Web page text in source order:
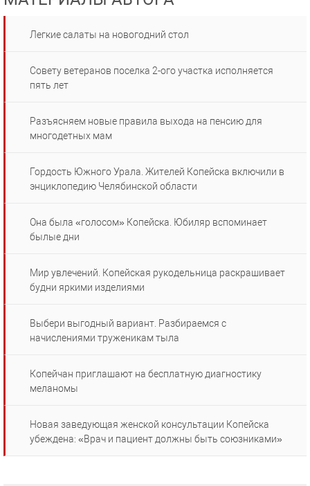
Легкие салаты на новогодний стол
Совету ветеранов поселка 2-ого участка исполняется
пять лет
Разъясняем новые правила выхода на пенсию для
многодетных мам
Гордость Южного Урала. Жителей Копейска включили в
энциклопедию Челябинской области
Она была «голосом» Копейска. Юбиляр вспоминает
былые дни
Мир увлечений. Копейская рукодельница раскрашивает
будни яркими изделиями
Выбери выгодный вариант. Разбираемся с
начислениями труженикам тыла
Копейчан приглашают на бесплатную диагностику
меланомы
Новая заведующая женской консультации Копейска
убеждена: «Врач и пациент должны быть союзниками»